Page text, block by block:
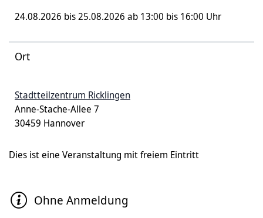
24.08.2026 bis 25.08.2026 ab 13:00 bis 16:00 Uhr
Ort
Stadtteilzentrum Ricklingen
Anne-Stache-Allee 7
30459 Hannover
Dies ist eine Veranstaltung mit freiem Eintritt
Ohne Anmeldung